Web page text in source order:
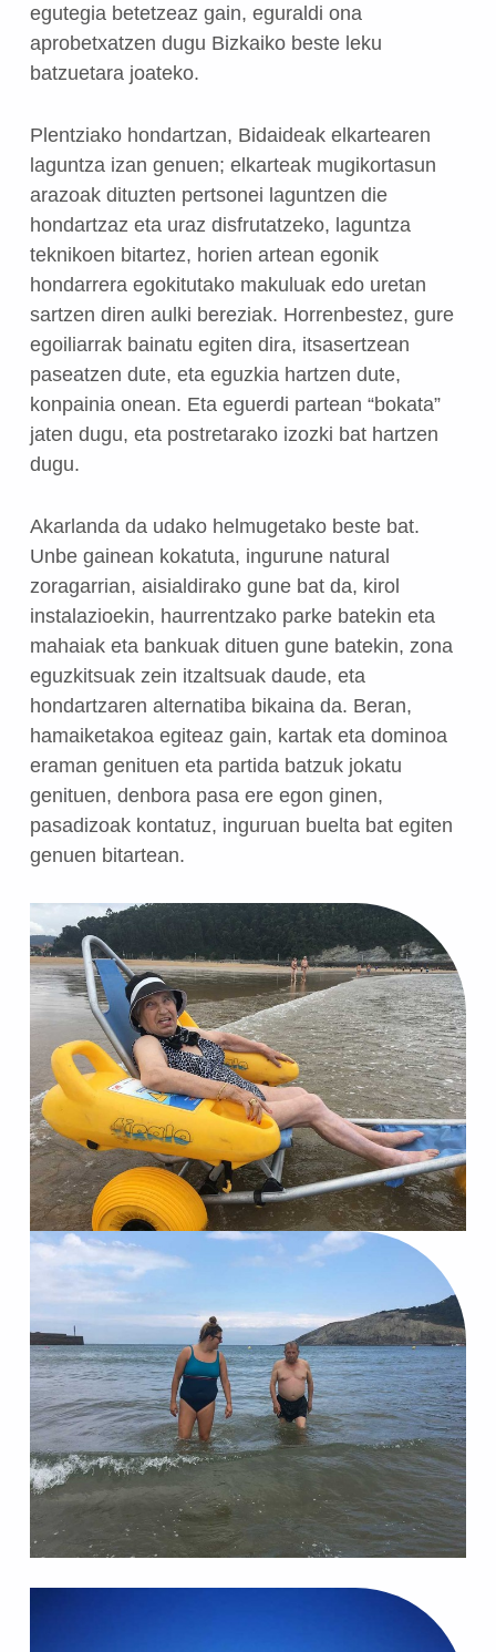
egutegia betetzeaz gain, eguraldi ona
aprobetxatzen dugu Bizkaiko beste leku
batzuetara joateko.
Plentziako hondartzan, Bidaideak elkartearen
laguntza izan genuen; elkarteak mugikortasun
arazoak dituzten pertsonei laguntzen die
hondartzaz eta uraz disfrutatzeko, laguntza
teknikoen bitartez, horien artean egonik
hondarrera egokitutako makuluak edo uretan
sartzen diren aulki bereziak. Horrenbestez, gure
egoiliarrak bainatu egiten dira, itsasertzean
paseatzen dute, eta eguzkia hartzen dute,
konpainia onean. Eta eguerdi partean “bokata”
jaten dugu, eta postretarako izozki bat hartzen
dugu.
Akarlanda da udako helmugetako beste bat.
Unbe gainean kokatuta, ingurune natural
zoragarrian, aisialdirako gune bat da, kirol
instalazioekin, haurrentzako parke batekin eta
mahaiak eta bankuak dituen gune batekin, zona
eguzkitsuak zein itzaltsuak daude, eta
hondartzaren alternatiba bikaina da. Beran,
hamaiketakoa egiteaz gain, kartak eta dominoa
eraman genituen eta partida batzuk jokatu
genituen, denbora pasa ere egon ginen,
pasadizoak kontatuz, inguruan buelta bat egiten
genuen bitartean.